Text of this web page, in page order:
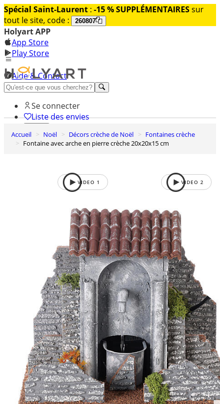
Spécial Saint-Laurent : -15 % SUPPLÉMENTAIRESsur
tout le site, code :
260807
Holyart APP
App Store
Play Store
Aide & Contact
Découvrez Premium
Se connecter
Liste des envies
0
Panier
Accueil Noël Décors crèche de Noël
Fontaines crèche
Fontaine avec arche en pierre crèche 20x20x15 cm
VIDEO 1 VIDEO 2